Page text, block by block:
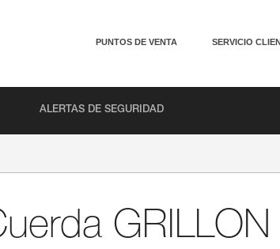
PUNTOS DE VENTA SERVICIO
ALERTAS DE SEGURIDAD
GRILLON